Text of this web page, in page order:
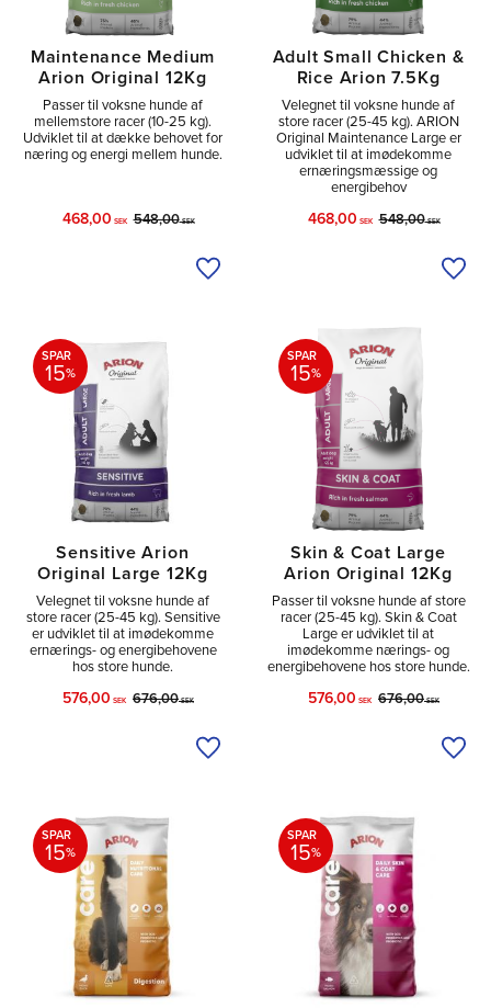
Maintenance Medium
Arion Original 12Kg
Passer til voksne hunde af
mellemstore racer (10-25 kg).
Udviklet til at dække behovet for
næring og energi mellem hunde.
468,00 SEK 548,00SEK
Tilføj til ønskeliste
Adult Small Chicken &
Rice Arion 7.5Kg
Velegnet til voksne hunde af
store racer (25-45 kg). ARION
Original Maintenance Large er
udviklet til at imødekomme
ernæringsmæssige og
energibehov
468,00 SEK 548,00SEK
Sensitive Arion
Original Large 12Kg
Velegnet til voksne hunde af
store racer (25-45 kg). Sensitive
er udviklet til at imødekomme
ernærings- og energibehovene
hos store hunde.
576,00 SEK 676,00SEK
SPAR
15%
Tilføj til ønskeliste
Skin & Coat Large
Arion Original 12Kg
Passer til voksne hunde af store
racer (25-45 kg). Skin & Coat
Large er udviklet til at
imødekomme nærings- og
energibehovene hos store hunde.
576,00 SEK 676,00SEK
SPAR
15%
SPAR
15%
SPAR
15%